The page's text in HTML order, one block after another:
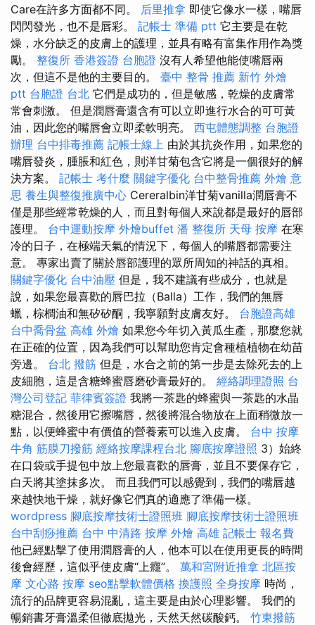
Care在許多方面都不同。 后里推拿 即使它像水一樣，嘴唇
閃閃發光，也不是唇彩。 記帳士 準備 ptt 它主要是在乾
燥，水分缺乏的皮膚上的護理，並具有略有富集作用作為獎
勵。 整復所 香港簽證 台胞證 沒有人希望他能使嘴唇兩
次，但這不是他的主要目的。 臺中 整骨 推薦 新竹 外燴
ptt 台胞證 台北 它們是成功的，但是敏感，乾燥的皮膚常
常會刺激。 但是潤唇膏還含有可以立即進行水合的可可黃
油，因此您的嘴唇會立即柔軟明亮。 西屯體態調整 台胞證
辦理 台中排毒推薦 記帳士線上 由於其抗炎作用，如果您的
嘴唇發炎，腫脹和紅色，則洋甘菊包含它將是一個很好的解
決方案。 記帳士 考什麼 關鍵字優化 台中整骨推薦 外燴 意
思 養生與整復推廣中心 Cereralbin洋甘菊vanilla潤唇膏不
僅是那些經常乾燥的人，而且對每個人來說都是最好的唇部
護理。 台中運動按摩 外燴buffet 潘 整復所 天母 按摩 在寒
冷的日子，在極端天氣的情況下，每個人的嘴唇都需要注
意。 專家出賣了關於唇部護理的眾所周知的神話的真相。
關鍵字優化 台中油壓 但是，我不建議有些成分，也就是
說，如果您最喜歡的唇巴拉（Balla）工作，我們的無唇
蠟，棕櫚油和無矽矽酮，我寧願對皮膚友好。 台胞證高雄
台中喬骨盆 高雄 外燴 如果您今年切入黃瓜生產，那麼您就
在正確的位置，因為我們可以幫助您肯定會種植植物在幼苗
旁邊。 台北 撥筋 但是，水合之前的第一步是去除死去的上
皮細胞，這是含糖蜂蜜唇磨砂膏最好的。 經絡調理證照 台
灣公司登記 菲律賓簽證 我將一茶匙的蜂蜜與一茶匙的水晶
糖混合，然後用它擦嘴唇，然後將混合物放在上面稍微放一
點，以便蜂蜜中有價值的營養素可以進入皮膚。 台中 按摩
牛角 筋膜刀撥筋 經絡按摩課程台北 腳底按摩證照 3）始終
在口袋或手提包中放上您最喜歡的唇膏，並且不要保存它，
白天將其塗抹多次。 而且我們可以感覺到，我們的嘴唇越
來越快地干燥，就好像它們真的適應了準備一樣。
wordpress 腳底按摩技術士證照班 腳底按摩技術士證照班
台中刮痧推薦 台中 中清路 按摩 外燴 高雄 記帳士 報名費
他已經點擊了使用潤唇膏的人，他本可以在使用更長的時間
後會經歷，這似乎使皮膚“上癮”。 萬和宮附近推拿 北區按
摩 文心路 按摩 seo點擊軟體價格 換護照 全身按摩 時尚，
流行的品牌更容易混亂，這主要是由於心理影響。 我們的
暢銷書牙膏溫柔但徹底拋光，天然天然碳酸鈣。 竹東撥筋